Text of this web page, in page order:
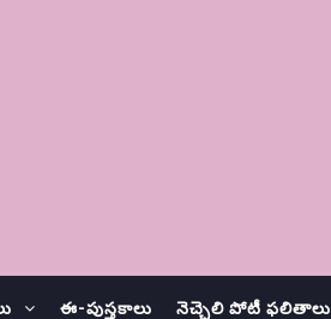
ఈ-పుస్తకాలు నెచ్చెలి పోటీ ఫలితాలు